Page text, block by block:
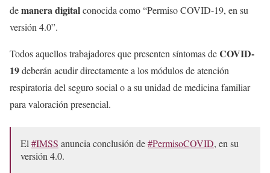
demanera digitalconocida como “Permiso COVID-19, en su
versión 4.0”.
Todos aquellos trabajadores que presenten síntomas deCOVID-
19deberán acudir directamente a los módulos de atención
respiratoria del seguro social o a su unidad de medicina familiar
para valoración presencial.
El #IMSS anuncia conclusión de#PermisoCOVID, en su
versión 4.0.